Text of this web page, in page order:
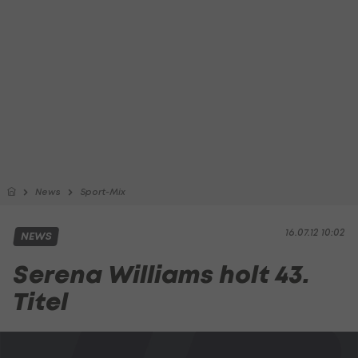
News Sport-Mix
16.07.12 10:02
NEWS
Serena Williams holt 43.
Titel